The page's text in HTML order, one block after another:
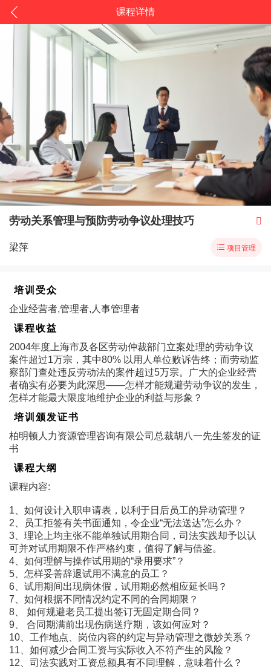
课程详情
劳动关系管理与预防劳动争议处理技巧 
梁萍  项目管理
培训受众
企业经营者,管理者,人事管理者
课程收益
2004年度上海市及各区劳动仲裁部门立案处理的劳动争议
案件超过1万宗，其中80% 以用人单位败诉告终；而劳动监
察部门查处违反劳动法的案件超过5万宗。广大的企业经营
者确实有必要为此深思――怎样才能规避劳动争议的发生，
怎样才能最大限度地维护企业的利益与形象？
培训颁发证书
柏明顿人力资源管理咨询有限公司总裁胡八一先生签发的证
书
课程大纲
课程内容:
1、如何设计入职申请表，以利于日后员工的异动管理？
2、员工拒签有关书面通知，令企业“无法送达”怎么办？
3、理论上均主张不能单独试用期合同，司法实践却予以认
可并对试用期限不作严格约束，值得了解与借鉴。
4、如何理解与操作试用期的“录用要求”？
5、怎样妥善辞退试用不满意的员工？
6、试用期间出现病休假，试用期必然相应延长吗？
7、如何根据不同情况约定不同的合同期限？
8、 如何规避老员工提出签订无固定期合同？
9、 合同期满前出现伤病送疗期，该如何应对？
10、工作地点、岗位内容的约定与异动管理之微妙关系？
11、如何减少合同工资与实际收入不符产生的风险？
12、司法实践对工资总额具有不同理解，意味着什么？